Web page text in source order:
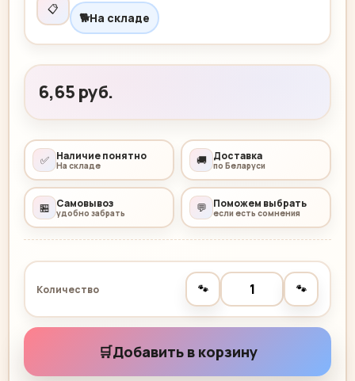
📋
🐕На складе
6,65 руб.
✅ Наличие понятно
На складе 🚚 Доставка
по Беларуси
🏪 Самовывоз
удобно забрать 💬 Поможем выбрать
если есть сомнения
Количество 🐾 🐾
🛒Добавить в корзину